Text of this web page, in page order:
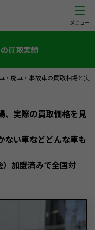
買取実績
・廃車・事故車の買取相場と実
、実際の買取価格を見
ない車などどんな車も
加盟済みで全国対